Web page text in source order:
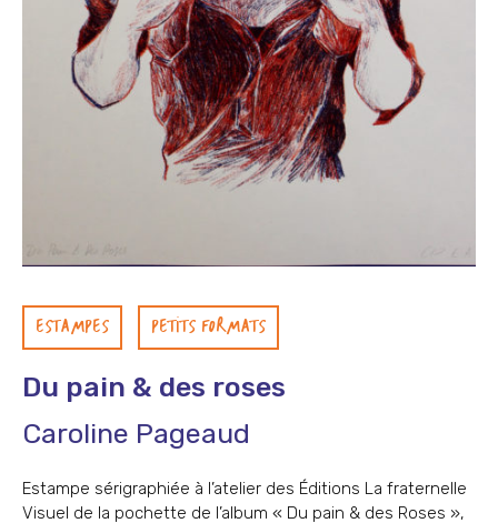
ESTAMPES PETITS FORMATS
Du pain & des roses
Caroline Pageaud
Estampe sérigraphiée à l’atelier des Éditions La fraternelle
Visuel de la pochette de l’album « Du pain & des Roses »,